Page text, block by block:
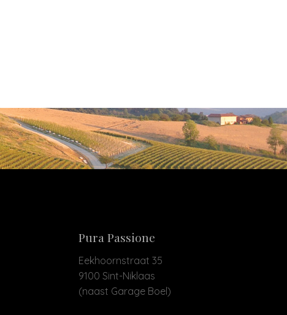
Pura Passione
Eekhoornstraat 35
9100 Sint-Niklaas
(naast Garage Boel)